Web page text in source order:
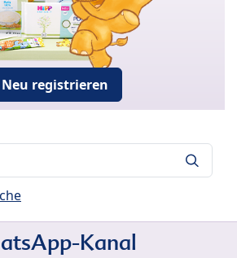
Neu registrieren
Kanal